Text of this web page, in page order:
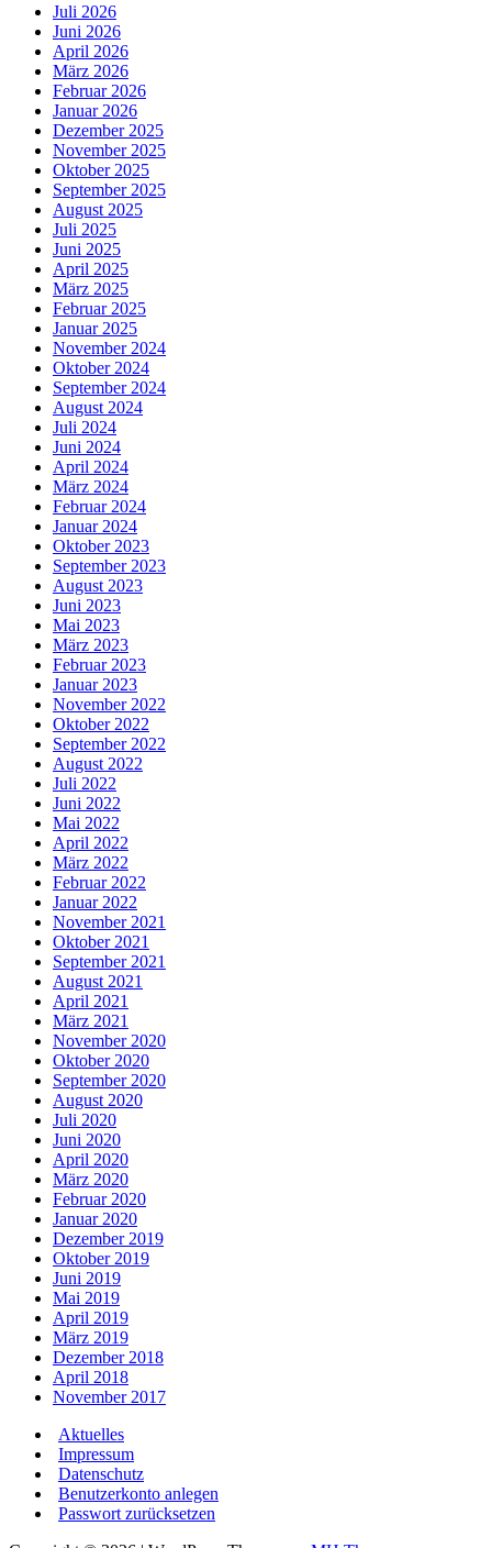
Juli 2026
Juni 2026
April 2026
März 2026
Februar 2026
Januar 2026
Dezember 2025
November 2025
Oktober 2025
September 2025
August 2025
Juli 2025
Juni 2025
April 2025
März 2025
Februar 2025
Januar 2025
November 2024
Oktober 2024
September 2024
August 2024
Juli 2024
Juni 2024
April 2024
März 2024
Februar 2024
Januar 2024
Oktober 2023
September 2023
August 2023
Juni 2023
Mai 2023
März 2023
Februar 2023
Januar 2023
November 2022
Oktober 2022
September 2022
August 2022
Juli 2022
Juni 2022
Mai 2022
April 2022
März 2022
Februar 2022
Januar 2022
November 2021
Oktober 2021
September 2021
August 2021
April 2021
März 2021
November 2020
Oktober 2020
September 2020
August 2020
Juli 2020
Juni 2020
April 2020
März 2020
Februar 2020
Januar 2020
Dezember 2019
Oktober 2019
Juni 2019
Mai 2019
April 2019
März 2019
Dezember 2018
April 2018
November 2017
Aktuelles
Impressum
Datenschutz
Benutzerkonto anlegen
Passwort zurücksetzen